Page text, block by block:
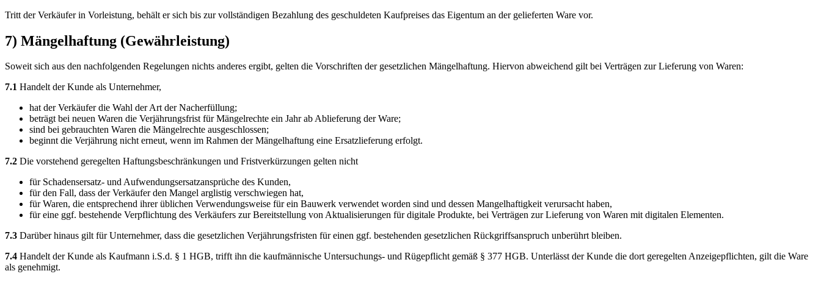
Tritt der Verkäufer in Vorleistung, behält er sich bis zur vollständigen Bezahlung des geschuldeten Kaufpreises das Eigentum an der gelieferten Ware vor.
7) Mängelhaftung (Gewährleistung)
Soweit sich aus den nachfolgenden Regelungen nichts anderes ergibt, gelten die Vorschriften der gesetzlichen Mängelhaftung. Hiervon abweichend gilt bei Verträgen zur Lieferung von Waren:
7.1 Handelt der Kunde als Unternehmer,
hat der Verkäufer die Wahl der Art der Nacherfüllung;
beträgt bei neuen Waren die Verjährungsfrist für Mängelrechte ein Jahr ab Ablieferung der Ware;
sind bei gebrauchten Waren die Mängelrechte ausgeschlossen;
beginnt die Verjährung nicht erneut, wenn im Rahmen der Mängelhaftung eine Ersatzlieferung erfolgt.
7.2 Die vorstehend geregelten Haftungsbeschränkungen und Fristverkürzungen gelten nicht
für Schadensersatz- und Aufwendungsersatzansprüche des Kunden,
für den Fall, dass der Verkäufer den Mangel arglistig verschwiegen hat,
für Waren, die entsprechend ihrer üblichen Verwendungsweise für ein Bauwerk verwendet worden sind und dessen Mangelhaftigkeit verursacht haben,
für eine ggf. bestehende Verpflichtung des Verkäufers zur Bereitstellung von Aktualisierungen für digitale Produkte, bei Verträgen zur Lieferung von Waren mit digitalen Elementen.
7.3 Darüber hinaus gilt für Unternehmer, dass die gesetzlichen Verjährungsfristen für einen ggf. bestehenden gesetzlichen Rückgriffsanspruch unberührt bleiben.
7.4 Handelt der Kunde als Kaufmann i.S.d. § 1 HGB, trifft ihn die kaufmännische Untersuchungs- und Rügepflicht gemäß § 377 HGB. Unterlässt der Kunde die dort geregelten Anzeigepflichten, gilt die Ware
als genehmigt.